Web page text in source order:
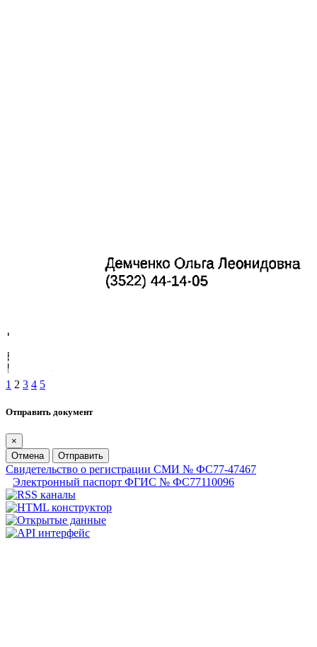
1 2 3 4 5
Отправить документ
×
Отмена
Отправить
Свидетельство о регистрации СМИ № ФС77-47467
Электронный паспорт ФГИС № ФС77110096